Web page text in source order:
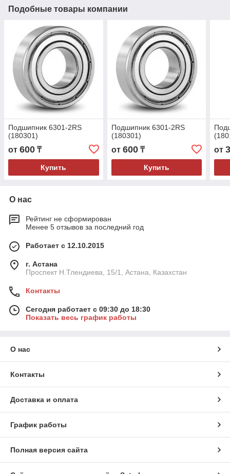
Подобные товары компании
Подшипник 6301-2RS
(180301)
от 600 ₸
Купить
Подшипник 6301-2RS
(180301)
от 600₸
Купить
от
О нас
Рейтинг не сформирован
Менее 5 отзывов за последний год
Работает с 12.10.2015
г. Астана
Проспект Н.Тлендиева, 15/1, Астана, Казахстан
Контакты
Сегодня работает с 09:30 до 18:30
Показать весь график работы
О нас
Контакты
Доставка и оплата
График работы
Полная версия сайта